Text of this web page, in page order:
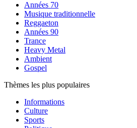
Années 70
Musique traditionnelle
Reggaeton
Années 90
Trance
Heavy Metal
Ambient
Gospel
Thèmes les plus populaires
Informations
Culture
Sports